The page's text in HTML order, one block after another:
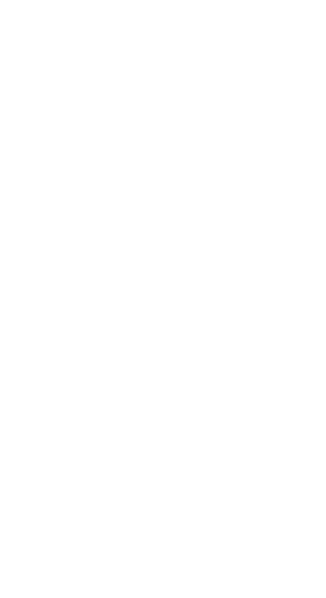
…o mojom výtvarnom kurze v článku
NOVÉ TERMÍNY a registráciu na
NIE STE Z
VYSKÚŠAJTE
PREČÍTAJTE SI